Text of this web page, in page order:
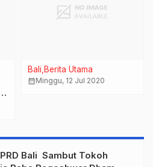
Bali Berita Utama
calendar_monthMinggu, 12 Jul 2020
Bali Sambut Tokoh